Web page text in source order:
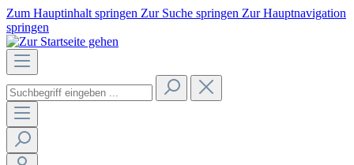
Zum Hauptinhalt springen Zur Suche springen Zur Hauptnavigation
springen